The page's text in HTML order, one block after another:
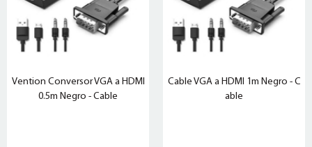
Vention Conversor VGA a HDMI
0.5m Negro - Cable
Cable VGA a HDMI 1m Negro - C
able